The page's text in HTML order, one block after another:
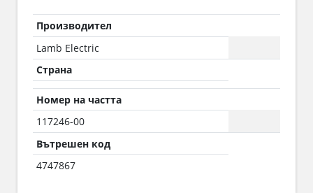
Производител
Lamb Electric
Страна
Номер на частта
117246-00
Вътрешен код
4747867